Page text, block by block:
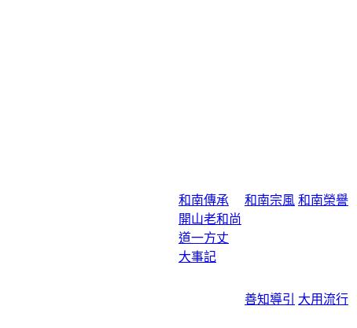
和南傳承
開山老和尚
道一方丈
大事記
和南宗風 和南榮譽
善知導引
大用流行